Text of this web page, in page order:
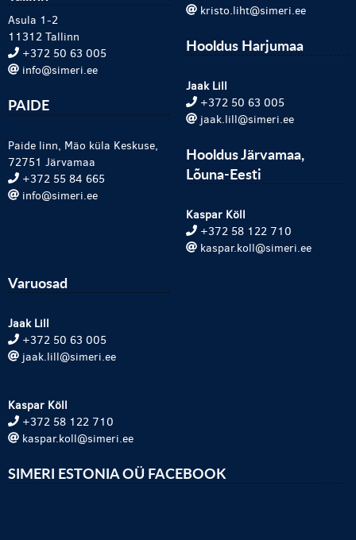
Asula 1-2
11312 Tallinn
+372 50 63 005
info@simeri.ee
PAIDE
Paide linn, Mäo küla Keskuse,
72751 Järvamaa
+372 55 84 665
info@simeri.ee
kristo.liht@simeri.ee
Hooldus Harjumaa
Jaak Lill
+372 50 63 005
jaak.lill@simeri.ee
Hooldus Järvamaa,
Lõuna-Eesti
Kaspar Köll
+372 58 122 710
kaspar.koll@simeri.ee
Varuosad
Jaak Lill
+372 50 63 005
jaak.lill@simeri.ee
Kaspar Köll
+372 58 122 710
kaspar.koll@simeri.ee
SIMERI ESTONIA OÜ FACEBOOK